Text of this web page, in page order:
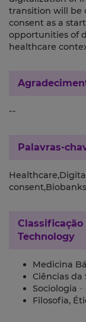
transition will be
consent as a
opportunities of
healthcare
--
Palavras-
Classificação
Technology
Medicina
Ciências da
Sociologia -
Filosofia,